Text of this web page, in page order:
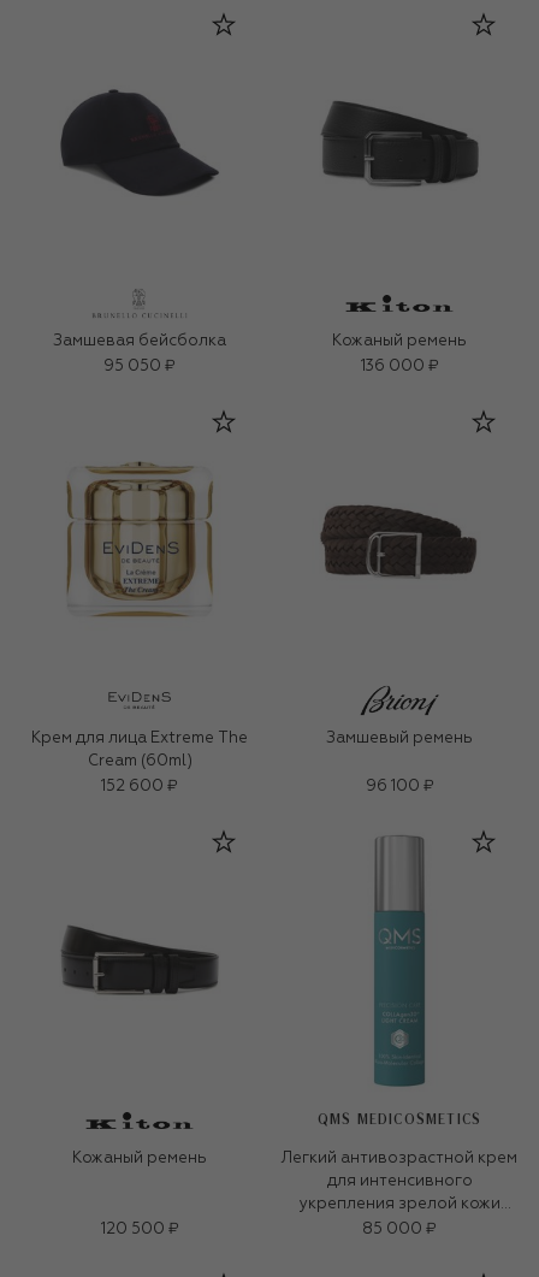
Замшевая бейсболка
95 050 ₽
Кожаный ремень
136 000 ₽
Крем для лица Extreme The
Cream (60ml)
152 600 ₽
Замшевый ремень
96 100 ₽
Кожаный ремень
120 500 ₽
QMS MEDICOSMETICS
Легкий антивозрастной крем
для интенсивного
укрепления зрелой кожи
«3D-коллаген» (50ml)
85 000 ₽